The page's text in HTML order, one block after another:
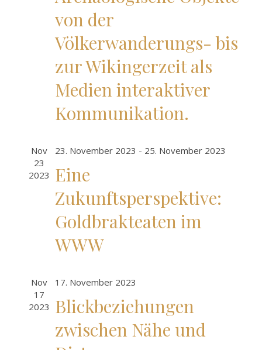
von der
Völkerwanderungs- bis
zur Wikingerzeit als
Medien interaktiver
Kommunikation.
Nov
23
2023
23. November 2023 - 25. November 2023
Eine
Zukunftsperspektive:
Goldbrakteaten im
WWW
Nov
17
2023
17. November 2023
Blickbeziehungen
zwischen Nähe und